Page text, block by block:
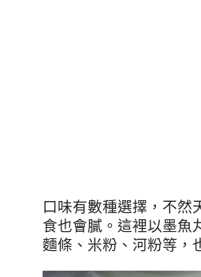
口味有數種選擇 ，不然
食也會膩 。 這裡以墨魚
麵條 、 米粉 、 河粉等 ，